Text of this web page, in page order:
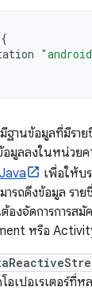
{
ฐานข้อมูลที่มีรา
มูลลงในหน่วยค
เพื่อให้บ
รถดึงข้อมูล ราย
งจัดการการสมั
หรือ
เปอเรเตอร์ที่ห